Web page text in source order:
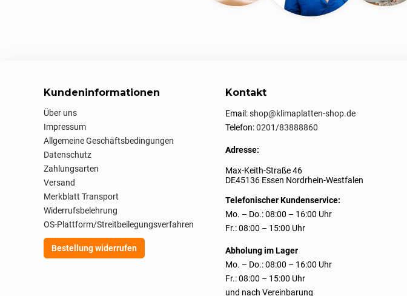
Kundeninformationen
Über uns
Impressum
Allgemeine Geschäftsbedingungen
Datenschutz
Zahlungsarten
Versand
Merkblatt Transport
Widerrufsbelehrung
OS-Plattform/Streitbeilegungsverfahren
Bestellung widerrufen
Kontakt
Email:shop@klimaplatten-shop.de
Telefon:0201/83888860
Adresse:
Max-Keith-Straße 46
DE45136 Essen Nordrhein-Westfalen
Telefonischer Kundenservice:
Mo. – Do.: 08:00 – 16:00 Uhr
Fr.: 08:00 – 15:00 Uhr
Abholung im Lager
Mo. – Do.: 08:00 – 16:00 Uhr
Fr.: 08:00 – 15:00 Uhr
und nach Vereinbarung